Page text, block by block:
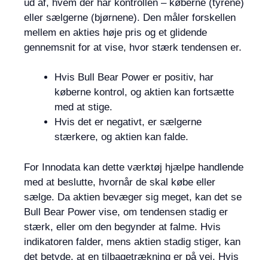
ud af, hvem der har kontrollen – køberne (tyrene)
eller sælgerne (bjørnene). Den måler forskellen
mellem en akties høje pris og et glidende
gennemsnit for at vise, hvor stærk tendensen er.
Hvis Bull Bear Power er positiv, har
køberne kontrol, og aktien kan fortsætte
med at stige.
Hvis det er negativt, er sælgerne
stærkere, og aktien kan falde.
For Innodata kan dette værktøj hjælpe handlende
med at beslutte, hvornår de skal købe eller
sælge. Da aktien bevæger sig meget, kan det se
Bull Bear Power vise, om tendensen stadig er
stærk, eller om den begynder at falme. Hvis
indikatoren falder, mens aktien stadig stiger, kan
det betyde, at en tilbagetrækning er på vej. Hvis